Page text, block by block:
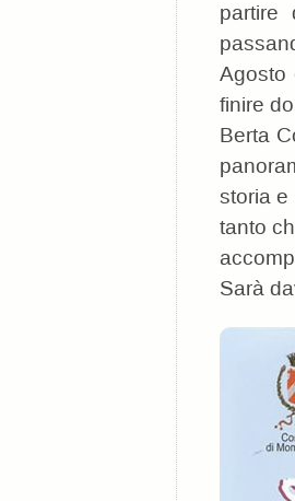
Agosto
finire
Berta
storia e
tanto
Sarà